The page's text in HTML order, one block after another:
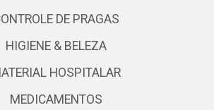
DE PRAGAS
HIGIENE & BELEZA
HOSPITALAR
MEDICAMENTOS